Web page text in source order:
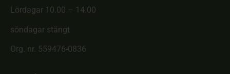
Lördagar 10.00 – 14.00
söndagar stängt
Org. nr. 559476-0836